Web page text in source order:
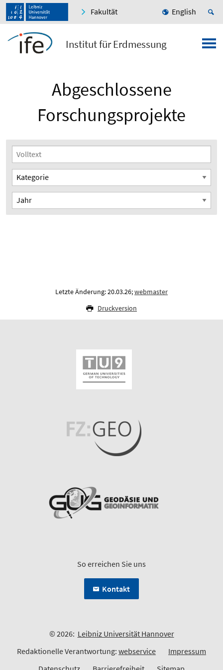
Fakultät English
Institut für Erdmessung
Abgeschlossene
Forschungsprojekte
Letzte Änderung: 20.03.26;webmaster
Druckversion
So erreichen Sie uns
Kontakt
© 2026: Leibniz Universität Hannover
Redaktionelle Verantwortung: webservice
Impressum